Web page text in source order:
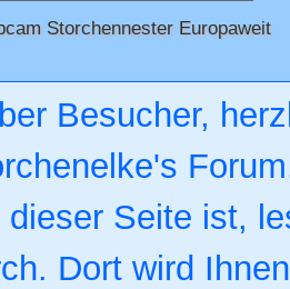
Storchennester Europaweit
Besucher,
dieser Seite ist,
Dort wird